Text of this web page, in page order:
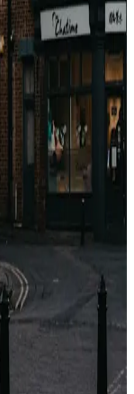
hotel?
motori di
esattamente
su ogni
diversi. Non è
di 40 anni.